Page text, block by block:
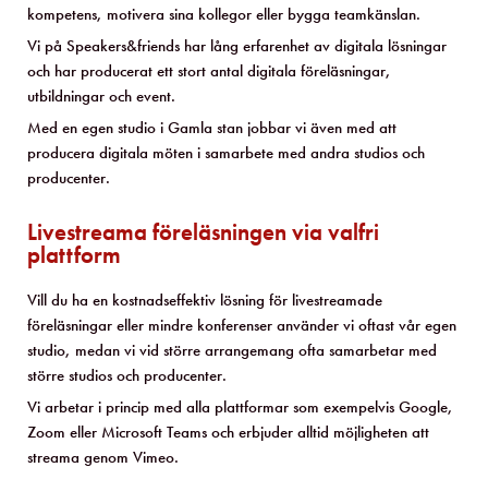
kompetens, motivera sina kollegor eller bygga teamkänslan.
Vi på Speakers&friends har lång erfarenhet av digitala lösningar
och har producerat ett stort antal digitala föreläsningar,
utbildningar och event.
Med en egen studio i Gamla stan jobbar vi även med att
producera digitala möten i samarbete med andra studios och
producenter.
Livestreama föreläsningen via valfri
plattform
Vill du ha en kostnadseffektiv lösning för livestreamade
föreläsningar eller mindre konferenser använder vi oftast vår egen
studio, medan vi vid större arrangemang ofta samarbetar med
större studios och producenter.
Vi arbetar i princip med alla plattformar som exempelvis Google,
Zoom eller Microsoft Teams och erbjuder alltid möjligheten att
streama genom Vimeo.